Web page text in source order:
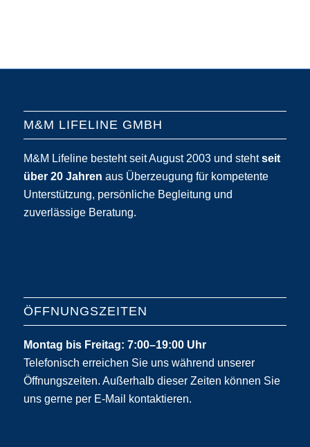
M&M LIFELINE GMBH
M&M Lifeline besteht seit August 2003 und stehtseit
über 20 Jahren aus Überzeugung für kompetente
Unterstützung, persönliche Begleitung und
zuverlässige Beratung.
ÖFFNUNGSZEITEN
Montag bis Freitag: 7:00–19:00 Uhr
Telefonisch erreichen Sie uns während unserer
Öffnungszeiten. Außerhalb dieser Zeiten können Sie
uns gerne per E-Mail kontaktieren.